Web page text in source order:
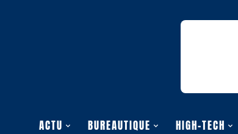
ACTU BUREAUTIQUE HIGH-TECH